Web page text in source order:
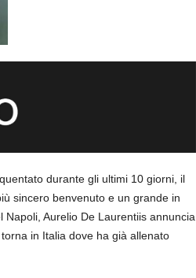
durante gli ultimi 10 giorni, il
sincero benvenuto e un grande in
Napoli, Aurelio De Laurentiis annuncia
in Italia dove ha già allenato